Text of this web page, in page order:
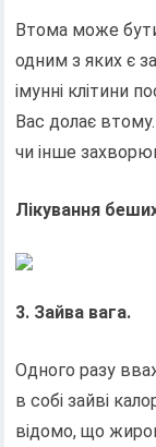
Втома може
одним з яких є
імунні клітини
Вас долає
чи інше
Лікування
3. Зайва вага.
Одного разу
в собі зайві
відомо, що